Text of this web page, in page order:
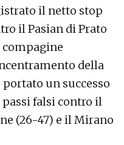
il netto stop
il Pasian di Prato
della
portato un successo
passi falsi contro il
(26-47) e il Mirano